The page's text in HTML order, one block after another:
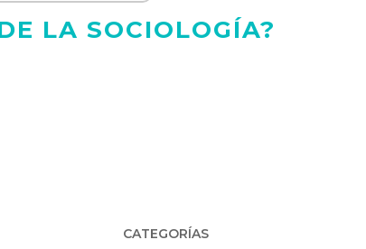
LA SOCIOLOGÍA?
CATEGORÍAS